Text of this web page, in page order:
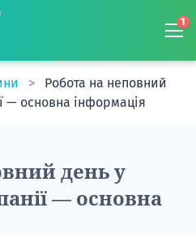
1
Робота на неповний
— основна інформація
день у
— основна